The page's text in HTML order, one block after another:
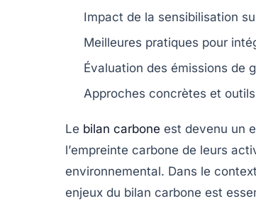
Impact de la sensibilisation
Meilleures pratiques pour
Évaluation des émissions de
Approches concrètes et
Le bilan carbone est devenu un
l’empreinte carbone de leurs
environnemental. Dans le
enjeux du bilan carbone est